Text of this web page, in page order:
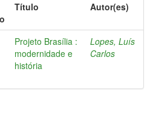
Título Autor(es)
Projeto Brasília :
modernidade e
história
Lopes, Luís
Carlos